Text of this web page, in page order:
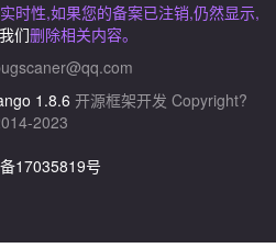
时性,如果您的备案已注销,仍然显示,
们删除相关内容。
1.8.6 开源框架开发 Copyright?
2023
17035819号